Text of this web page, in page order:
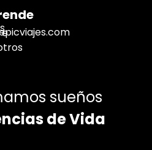
sueños
de Vida